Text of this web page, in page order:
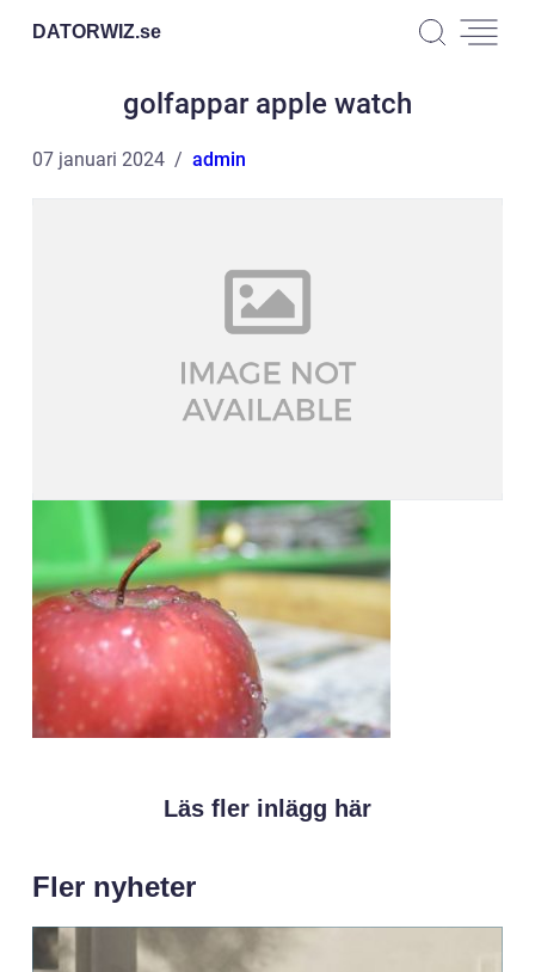
DATORWIZ.se
golfappar apple watch
07 januari 2024 admin
Läs fler inlägg här
Fler nyheter